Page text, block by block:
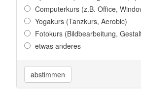
Computerkurs (z.B. Office,
Yogakurs (Tanzkurs, Aerobic)
Fotokurs (Bildbearbeitung,
etwas anderes
abstimmen